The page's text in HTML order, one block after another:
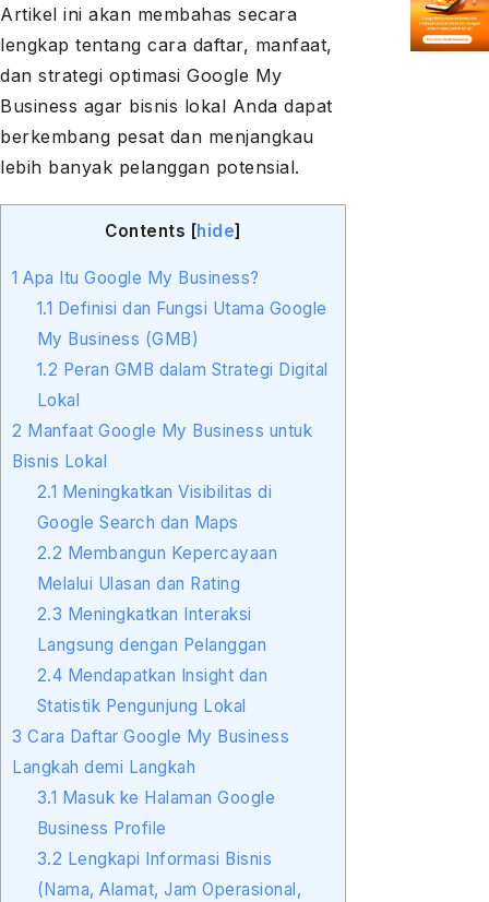
Artikel ini akan membahas secara
lengkap tentang cara daftar, manfaat,
dan strategi optimasi Google My
Business agar bisnis lokal Anda dapat
berkembang pesat dan menjangkau
lebih banyak pelanggan potensial.
Contents [hide]
1 Apa Itu Google My Business?
1.1 Definisi dan Fungsi Utama Google
My Business (GMB)
1.2 Peran GMB dalam Strategi Digital
Lokal
2 Manfaat Google My Business untuk
Bisnis Lokal
2.1 Meningkatkan Visibilitas di
Google Search dan Maps
2.2 Membangun Kepercayaan
Melalui Ulasan dan Rating
2.3 Meningkatkan Interaksi
Langsung dengan Pelanggan
2.4 Mendapatkan Insight dan
Statistik Pengunjung Lokal
3 Cara Daftar Google My Business
Langkah demi Langkah
3.1 Masuk ke Halaman Google
Business Profile
3.2 Lengkapi Informasi Bisnis
(Nama, Alamat, Jam Operasional,